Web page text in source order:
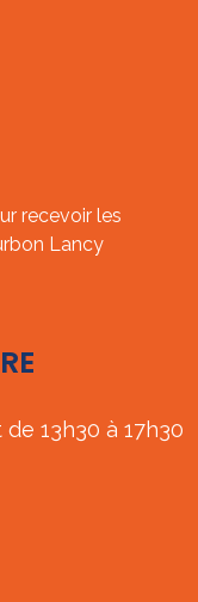
recevoir les
Lancy
13h30 à 17h30